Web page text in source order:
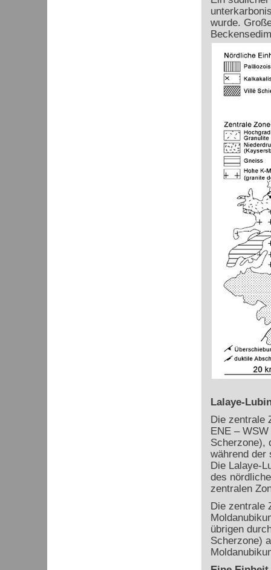
wurde.
Lalaye-
Die zentrale
ENE –
Scherzone),
während der
Die Lalaye-
des
zentralen
Die zentrale
übrigen
Scherzone)